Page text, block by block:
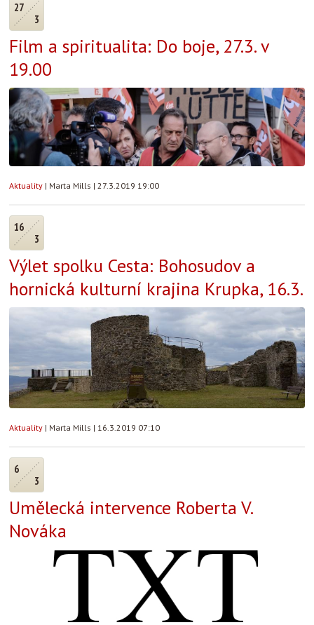
27
3
Film a spiritualita: Do boje, 27.3. v
19.00
Aktuality | Marta Mills | 27.3.2019 19:00
16
3
Výlet spolku Cesta: Bohosudov a
hornická kulturní krajina Krupka, 16.3.
Aktuality | Marta Mills | 16.3.2019 07:10
6
3
Umělecká intervence Roberta V.
Nováka